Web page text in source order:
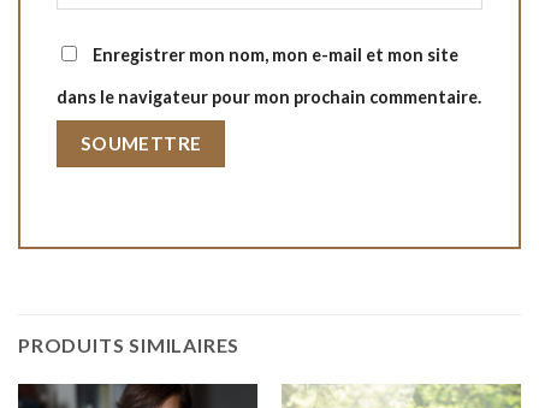
Enregistrer mon nom, mon e-mail et mon site
dans le navigateur pour mon prochain commentaire.
PRODUITS SIMILAIRES